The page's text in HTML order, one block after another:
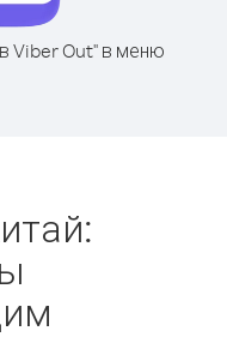
Viber Out" в меню